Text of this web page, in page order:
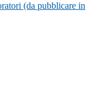
(da pubblicare in